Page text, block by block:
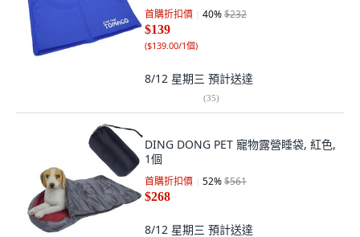
首購折扣價 40%$232
$139
($139.00/1個)
8/12 星期三 預計送達
(35)
DING DONG PET 寵物露營睡袋, 紅色,
1個
首購折扣價 52%$561
$268
8/12 星期三 預計送達